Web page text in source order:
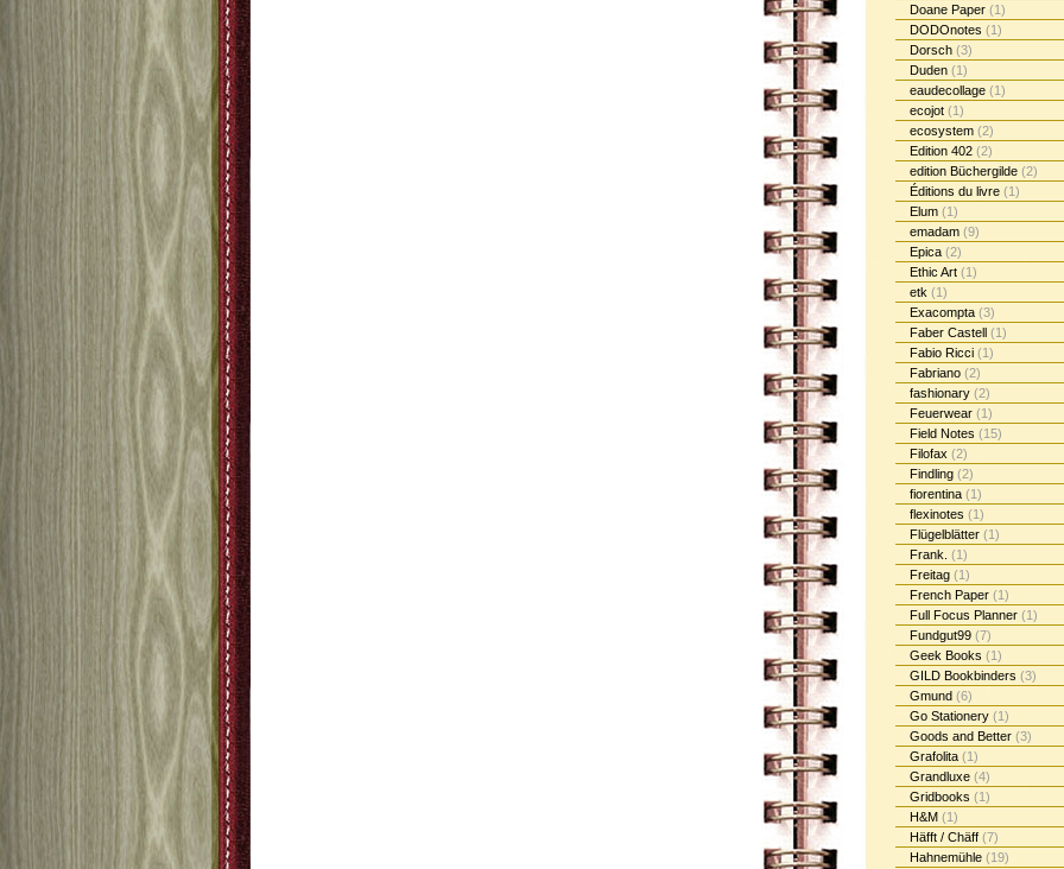
Doane Paper (1)
DODOnotes (1)
Dorsch (3)
Duden (1)
eaudecollage (1)
ecojot (1)
ecosystem (2)
Edition 402 (2)
edition Büchergilde (2)
Éditions du livre (1)
Elum (1)
emadam (9)
Epica (2)
Ethic Art (1)
etk (1)
Exacompta (3)
Faber Castell (1)
Fabio Ricci (1)
Fabriano (2)
fashionary (2)
Feuerwear (1)
Field Notes (15)
Filofax (2)
Findling (2)
fiorentina (1)
flexinotes (1)
Flügelblätter (1)
Frank. (1)
Freitag (1)
French Paper (1)
Full Focus Planner (1)
Fundgut99 (7)
Geek Books (1)
GILD Bookbinders (3)
Gmund (6)
Go Stationery (1)
Goods and Better (3)
Grafolita (1)
Grandluxe (4)
Gridbooks (1)
H&M (1)
Häfft / Chäff (7)
Hahnemühle (19)